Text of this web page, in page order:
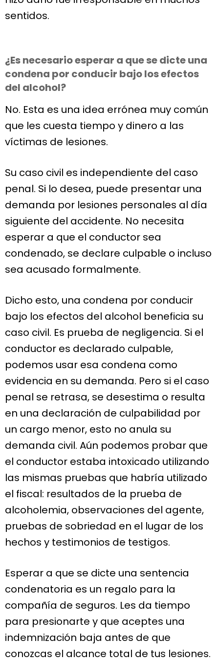
sentidos.
¿Es necesario esperar a que se dicte una
condena por conducir bajo los efectos
del alcohol?
No. Esta es una idea errónea muy común
que les cuesta tiempo y dinero a las
víctimas de lesiones.
Su caso civil es independiente del caso
penal. Si lo desea, puede presentar una
demanda por lesiones personales al día
siguiente del accidente. No necesita
esperar a que el conductor sea
condenado, se declare culpable o incluso
sea acusado formalmente.
Dicho esto, una condena por conducir
bajo los efectos del alcohol beneficia su
caso civil. Es prueba de negligencia. Si el
conductor es declarado culpable,
podemos usar esa condena como
evidencia en su demanda. Pero si el caso
penal se retrasa, se desestima o resulta
en una declaración de culpabilidad por
un cargo menor, esto no anula su
demanda civil. Aún podemos probar que
el conductor estaba intoxicado utilizando
las mismas pruebas que habría utilizado
el fiscal: resultados de la prueba de
alcoholemia, observaciones del agente,
pruebas de sobriedad en el lugar de los
hechos y testimonios de testigos.
Esperar a que se dicte una sentencia
condenatoria es un regalo para la
compañía de seguros. Les da tiempo
para presionarte y que aceptes una
indemnización baja antes de que
conozcas el alcance total de tus lesiones.